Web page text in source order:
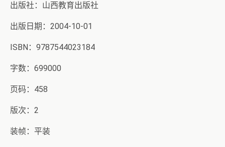
出版社：山西教育出版社
出版日期：2004-10-01
ISBN：9787544023184
字数：699000
页码：458
版次：2
装帧：平装